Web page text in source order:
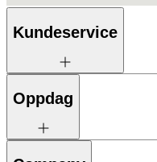
Kundeservice
Oppdag